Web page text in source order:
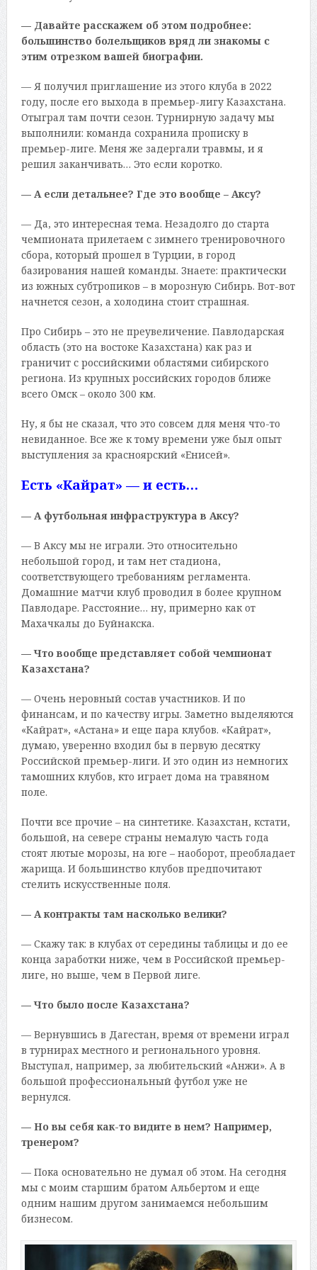
— Давайте расскажем об этом подробнее:
большинство болельщиков вряд ли знакомы с
этим отрезком вашей биографии.
— Я получил приглашение из этого клуба в 2022
году, после его выхода в премьер-лигу Казахстана.
Отыграл там почти сезон. Турнирную задачу мы
выполнили: команда сохранила прописку в
премьер-лиге. Меня же задергали травмы, и я
решил заканчивать… Это если коротко.
— А если детальнее? Где это вообще – Аксу?
— Да, это интересная тема. Незадолго до старта
чемпионата прилетаем с зимнего тренировочного
сбора, который прошел в Турции, в город
базирования нашей команды. Знаете: практически
из южных субтропиков – в морозную Сибирь. Вот-вот
начнется сезон, а холодина стоит страшная.
Про Сибирь – это не преувеличение. Павлодарская
область (это на востоке Казахстана) как раз и
граничит с российскими областями сибирского
региона. Из крупных российских городов ближе
всего Омск – около 300 км.
Ну, я бы не сказал, что это совсем для меня что-то
невиданное. Все же к тому времени уже был опыт
выступления за красноярский «Енисей».
Есть «Кайрат» — и есть…
— А футбольная инфраструктура в Аксу?
— В Аксу мы не играли. Это относительно
небольшой город, и там нет стадиона,
соответствующего требованиям регламента.
Домашние матчи клуб проводил в более крупном
Павлодаре. Расстояние… ну, примерно как от
Махачкалы до Буйнакска.
— Что вообще представляет собой чемпионат
Казахстана?
— Очень неровный состав участников. И по
финансам, и по качеству игры. Заметно выделяются
«Кайрат», «Астана» и еще пара клубов. «Кайрат»,
думаю, уверенно входил бы в первую десятку
Российской премьер-лиги. И это один из немногих
тамошних клубов, кто играет дома на травяном
поле.
Почти все прочие – на синтетике. Казахстан, кстати,
большой, на севере страны немалую часть года
стоят лютые морозы, на юге – наоборот, преобладает
жарища. И большинство клубов предпочитают
стелить искусственные поля.
— А контракты там насколько велики?
— Скажу так: в клубах от середины таблицы и до ее
конца заработки ниже, чем в Российской премьер-
лиге, но выше, чем в Первой лиге.
— Что было после Казахстана?
— Вернувшись в Дагестан, время от времени играл
в турнирах местного и регионального уровня.
Выступал, например, за любительский «Анжи». А в
большой профессиональный футбол уже не
вернулся.
— Но вы себя как-то видите в нем? Например,
тренером?
— Пока основательно не думал об этом. На сегодня
мы с моим старшим братом Альбертом и еще
одним нашим другом занимаемся небольшим
бизнесом.